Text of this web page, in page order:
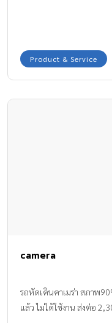
Product & Service
camera
รถหัดเดินคาเมร่า สภาพ
แล้ว ไม่ได้ใช้งาน ส่งต่อ